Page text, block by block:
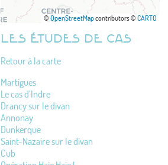
© OpenStreetMapcontributors © CARTO
LES ÉTUDES DE CAS
Retour à la carte
Martigues
Le cas d’Indre
Drancy sur le divan
Annonay
Dunkerque
Saint-Nazaire sur le divan
Cub